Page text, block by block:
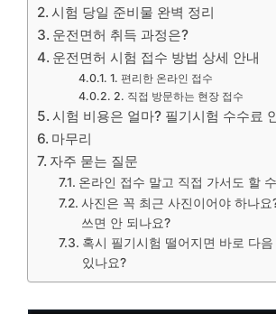
시험 당일 준비물 완벽 정리
운전면허 취득 과정은?
운전면허 시험 접수 방법 상세 안내
1. 편리한 온라인 접수
2. 직접 방문하는 현장 접수
시험 비용은 얼마? 필기시험 수수료
마무리
자주 묻는 질문
온라인 접수 말고 직접 가서도 할
사진은 꼭 최근 사진이어야 하나요
쓰면 안 되나요?
혹시 필기시험 떨어지면 바로 다
있나요?